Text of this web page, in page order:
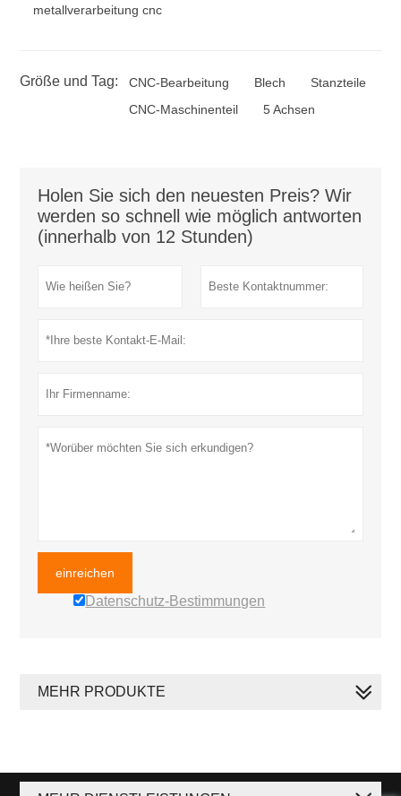
metallverarbeitung cnc
Größe und Tag: CNC-Bearbeitung Blech
Stanzteile
CNC-Maschinenteil
5 Achsen
Holen Sie sich den neuesten Preis? Wir
werden so schnell wie möglich antworten
(innerhalb von 12 Stunden)
einreichen
Datenschutz-Bestimmungen
MEHR PRODUKTE